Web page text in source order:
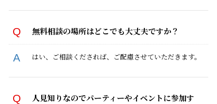
無料相談の場所はどこでも大丈夫ですか？
はい、ご相談くだされば、ご配慮させていただきます。
人見知りなのでパーティーやイベントに参加す